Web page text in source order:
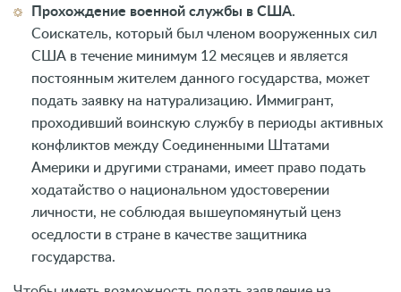
Прохождение военной службы в США.
Соискатель, который был членом вооруженных сил
США в течение минимум 12 месяцев и является
постоянным жителем данного государства, может
подать заявку на натурализацию. Иммигрант,
проходивший воинскую службу в периоды активных
конфликтов между Соединенными Штатами
Америки и другими странами, имеет право подать
ходатайство о национальном удостоверении
личности, не соблюдая вышеупомянутый ценз
оседлости в стране в качестве защитника
государства.